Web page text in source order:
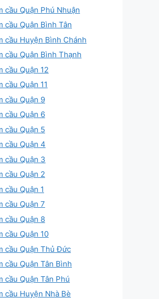
cầu Quận Phú Nhuận
cầu Quận Bình Tân
cầu Huyện Bình Chánh
cầu Quận Bình Thạnh
cầu Quận 12
cầu Quận 11
cầu Quận 9
cầu Quận 6
cầu Quận 5
cầu Quận 4
cầu Quận 3
cầu Quận 2
cầu Quận 1
cầu Quận 7
cầu Quận 8
cầu Quận 10
cầu Quận Thủ Đức
cầu Quận Tân Bình
cầu Quận Tân Phú
cầu Huyện Nhà Bè